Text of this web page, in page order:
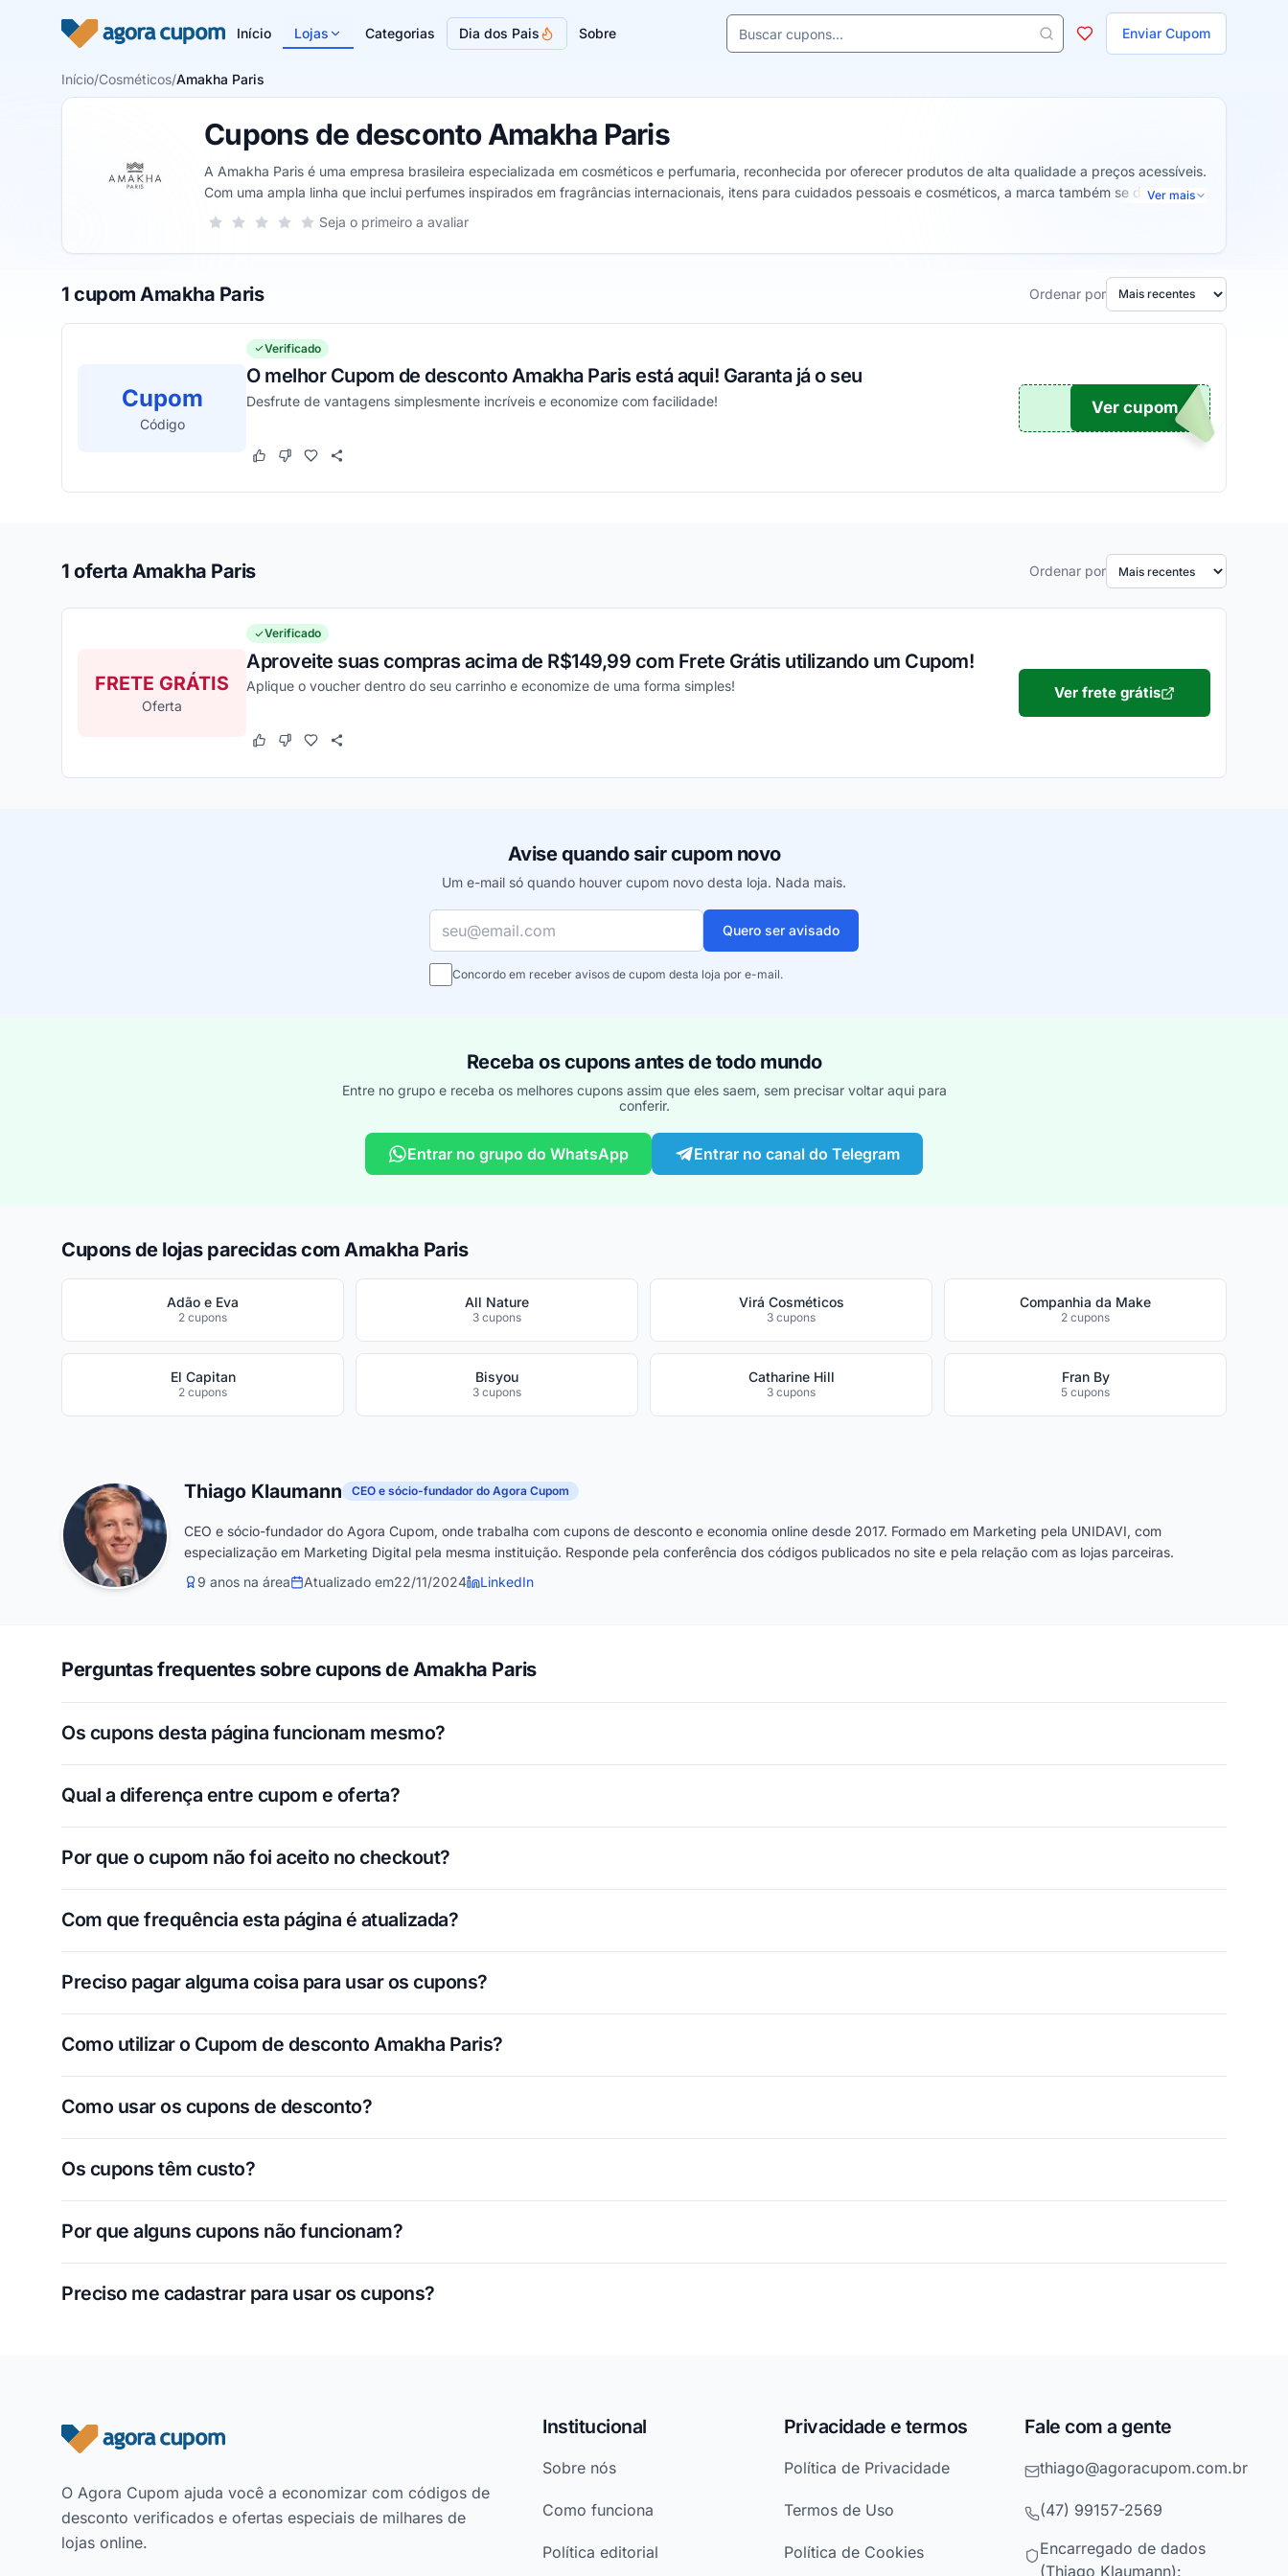
Início Lojas Categorias Dia dos Pais Sobre Enviar Cupom
Buscar cupons e lojas
Início/Cosméticos/Amakha Paris
Cupons de desconto Amakha Paris
A Amakha Paris é uma empresa brasileira especializada em cosméticos e perfumaria, reconhecida por oferecer produtos de alta qualidade a preços acessíveis.
Com uma ampla linha que inclui perfumes inspirados em fragrâncias internacionais, itens para cuidados pessoais e cosméticos, a marca também se destaca
por seu modelo de vendas diretas, que promove o empreendedorismo. Presente em todo o Brasil, a Amakha Paris combina inovação e acessibilidade, levando
beleza e bem-estar aos seus consumidores.
Ver mais
Sua nota para Amakha Paris, de 1 a 5 estrelas
5 estrelas
4 estrelas
3 estrelas
2 estrelas
1 estrela Seja o primeiro a avaliar
1 cupom Amakha Paris Ordenar por
Cupom
Código
Verificado
O melhor Cupom de desconto Amakha Paris está aqui! Garanta já o seu
Desfrute de vantagens simplesmente incríveis e economize com facilidade!
Este cupom funcionou
Este cupom não funcionou
TICO
Ver cupom
1 oferta Amakha Paris Ordenar por
FRETE GRÁTIS
Oferta
Verificado
Aproveite suas compras acima de R$149,99 com Frete Grátis utilizando um Cupom!
Aplique o voucher dentro do seu carrinho e economize de uma forma simples!
Este cupom funcionou
Este cupom não funcionou
Ver frete grátis
Avise quando sair cupom novo
Um e-mail só quando houver cupom novo desta loja. Nada mais.
Seu e-mail
Quero ser avisado
Concordo em receber avisos de cupom desta loja por e-mail.
Receba os cupons antes de todo mundo
Entre no grupo e receba os melhores cupons assim que eles saem, sem precisar voltar aqui para
conferir.
Entrar no grupo do WhatsApp Entrar no canal do Telegram
Cupons de lojas parecidas com Amakha Paris
Adão e Eva
2 cupons
All Nature
3 cupons
Virá Cosméticos
3 cupons
Companhia da Make
2 cupons
El Capitan
2 cupons
Bisyou
3 cupons
Catharine Hill
3 cupons
Fran By
5 cupons
Thiago Klaumann CEO e sócio-fundador do Agora Cupom
CEO e sócio-fundador do Agora Cupom, onde trabalha com cupons de desconto e economia online desde 2017. Formado em Marketing pela UNIDAVI, com
especialização em Marketing Digital pela mesma instituição. Responde pela conferência dos códigos publicados no site e pela relação com as lojas parceiras.
9 anos na área
Atualizado em22/11/2024 LinkedIn
Perguntas frequentes sobre cupons de Amakha Paris
Os cupons desta página funcionam mesmo?
Qual a diferença entre cupom e oferta?
Por que o cupom não foi aceito no checkout?
Com que frequência esta página é atualizada?
Preciso pagar alguma coisa para usar os cupons?
Como utilizar o Cupom de desconto Amakha Paris?
Como usar os cupons de desconto?
Os cupons têm custo?
Por que alguns cupons não funcionam?
Preciso me cadastrar para usar os cupons?
Rodapé do site
O Agora Cupom ajuda você a economizar com códigos de
desconto verificados e ofertas especiais de milhares de
lojas online.
Institucional
Sobre nós
Como funciona
Política editorial
Privacidade e termos
Política de Privacidade
Termos de Uso
Política de Cookies
Fale com a gente
thiago@agoracupom.com.br
(47) 99157-2569
Encarregado de dados
(Thiago Klaumann):